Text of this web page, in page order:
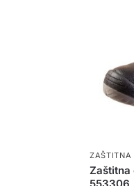
ZAŠTITNA
Zaštitna
553306